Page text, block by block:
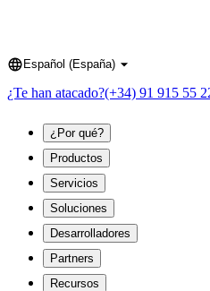
Language
Español (España)
¿Te han atacado?(+34) 91 915 55
¿Por qué?
Productos
Servicios
Soluciones
Desarrolladores
Partners
Recursos